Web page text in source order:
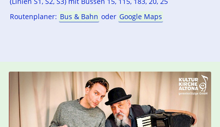
Routenplaner: Bus & Bahn oder Google Maps